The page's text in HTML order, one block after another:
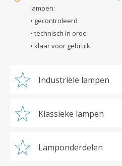
lampen:
• gecontroleerd
• technisch in orde
• klaar voor gebruik
Industriële lampen
Klassieke lampen
Lamponderdelen